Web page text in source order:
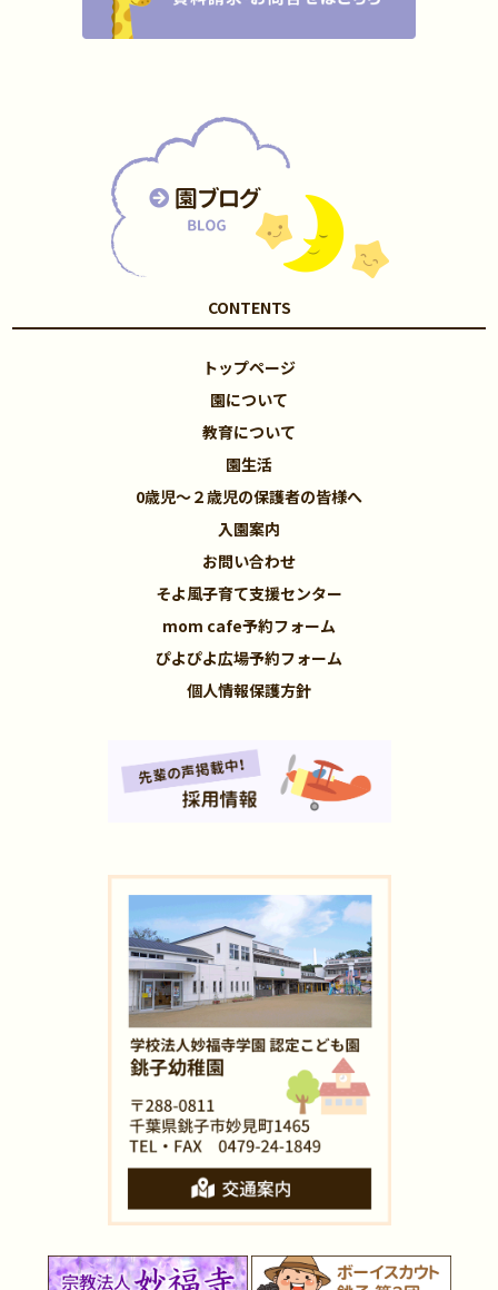
CONTENTS
トップページ
園について
教育について
園生活
0歳児～２歳児の保護者の皆様へ
入園案内
お問い合わせ
そよ風子育て支援センター
mom cafe予約フォーム
ぴよぴよ広場予約フォーム
個人情報保護方針